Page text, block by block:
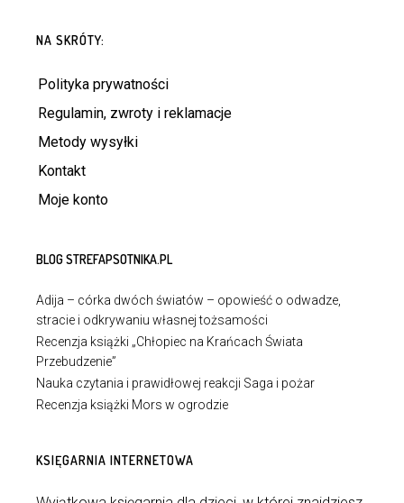
NA SKRÓTY:
Polityka prywatności
Regulamin, zwroty i reklamacje
Metody wysyłki
Kontakt
Moje konto
BLOG STREFAPSOTNIKA.PL
Adija – córka dwóch światów – opowieść o odwadze,
stracie i odkrywaniu własnej tożsamości
Recenzja książki „Chłopiec na Krańcach Świata
Przebudzenie”
Nauka czytania i prawidłowej reakcji Saga i pożar
Recenzja książki Mors w ogrodzie
KSIĘGARNIA INTERNETOWA